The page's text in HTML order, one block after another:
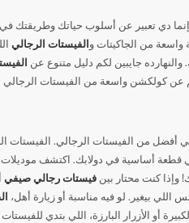
دي تعبير عن أسلوب حياتك وطريقتك
من الجاكيتات والفيستات الرجالي
جايبين لكم دليل متنوع عن
أفضل من الفيستات الرجالي. الفيستات
وإذا كنت محتار بين فيستات رجالي صيفي
بيغير. لو فيه مناسبة أو زيارة أهل،
أو الأزرار البارزة، اللي بتدي